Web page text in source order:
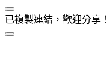
已複製連結，歡迎分享！